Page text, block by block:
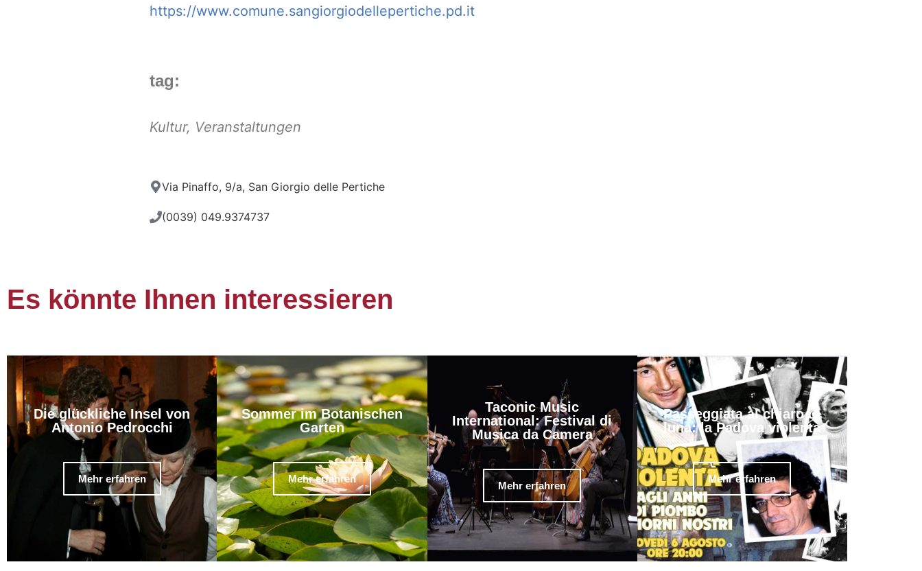
https://www.comune.sangiorgiodellepertiche.pd.it
tag:
Kultur, Veranstaltungen
Via Pinaffo, 9/a, San Giorgio delle Pertiche
(0039) 049.9374737
Es könnte Ihnen interessieren
Die glückliche Insel von
Antonio Pedrocchi
Mehr erfahren
Sommer im Botanischen
Garten
Mehr erfahren
Taconic Music
International: Festival di
Musica da Camera
Mehr erfahren
Passeggiata al chiaro di
luna: la Padova violenta
Mehr erfahren